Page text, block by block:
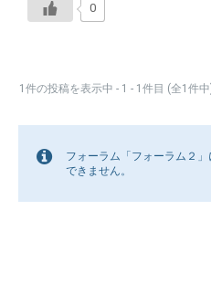
0
1件の投稿を表示中 - 1 - 1件目 (全1件中
フォーラム「フォーラム２
できません。